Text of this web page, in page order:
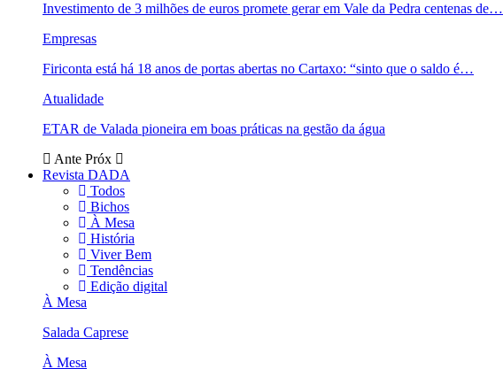
Investimento de 3 milhões de euros promete gerar em Vale da Pedra centenas de…
Empresas
Firiconta está há 18 anos de portas abertas no Cartaxo: “sinto que o saldo é…
Atualidade
ETAR de Valada pioneira em boas práticas na gestão da água
Ante Próx
Revista DADA
Todos
Bichos
À Mesa
História
Viver Bem
Tendências
Edição digital
À Mesa
Salada Caprese
À Mesa